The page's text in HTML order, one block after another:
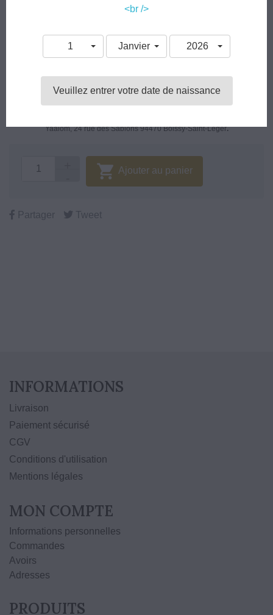
règlement n°1272/2008
Attention : respecter les précautions d'emploi
est créé par Starvap et produit en France par
Yaalom, 24 rue des Sablons 94470 Boissy-Saint-Leger.
 Ajouter au panier
Partager Tweet
INFORMATIONS
Livraison
Paiement sécurisé
CGV
Conditions d'utilisation
Mentions légales
MON COMPTE
Informations personnelles
Commandes
Avoirs
Adresses
PRODUITS
<br />
1 Janvier 2026
Veuillez entrer votre date de naissance